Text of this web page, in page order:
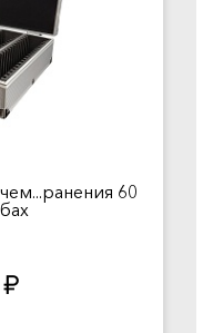
60
руб.